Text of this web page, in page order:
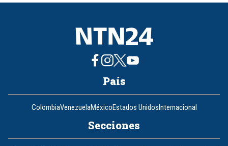
8
País
ColombiaVenezuelaMéxicoEstados UnidosInternacional
Secciones